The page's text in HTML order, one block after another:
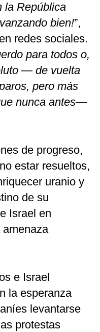
la República
bien!”,
redes sociales.
para todos o,
— de vuelta
pero más
nunca antes—
de progreso,
estar resueltos,
uranio y
de su
Israel en
amenaza
e Israel
la esperanza
levantarse
protestas